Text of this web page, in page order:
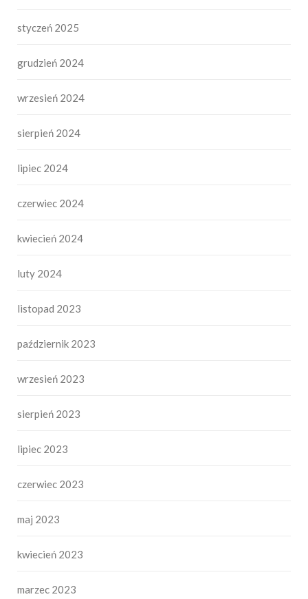
styczeń 2025
grudzień 2024
wrzesień 2024
sierpień 2024
lipiec 2024
czerwiec 2024
kwiecień 2024
luty 2024
listopad 2023
październik 2023
wrzesień 2023
sierpień 2023
lipiec 2023
czerwiec 2023
maj 2023
kwiecień 2023
marzec 2023